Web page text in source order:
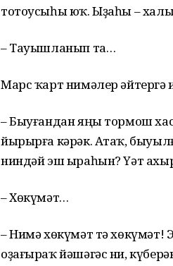
тотоусыһы юҡ. Ыҙаһы –
– Тауышланып та…
Марс ҡарт нимәлер
– Быуғандан яңы тормош
йырырға кәрәк. Атаҡ,
ниндәй эш ыраһын? Үәт
– Хөкүмәт…
– Нимә хөкүмәт тә
оҙағыраҡ йәшәгәс ни,